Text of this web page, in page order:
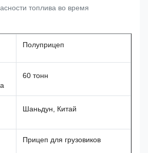
топлива во время
Полуприцеп
60 тонн
Шаньдун, Китай
Прицеп для грузовиков